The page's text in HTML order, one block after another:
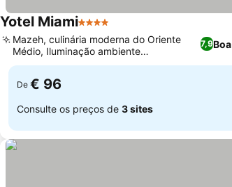
Yotel Miami4 Estrelas
7,9Boa
Mazeh, culinária moderna do Oriente
Médio, Iluminação ambiente
personalizável
De € 96
Consulte os preços de 3 sites